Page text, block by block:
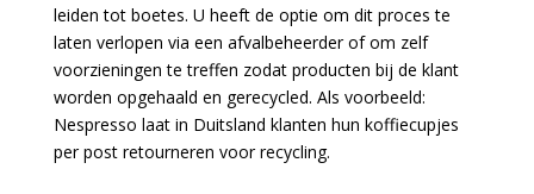
leiden tot boetes. U heeft de optie om dit proces te
laten verlopen via een afvalbeheerder of om zelf
voorzieningen te treffen zodat producten bij de klant
worden opgehaald en gerecycled. Als voorbeeld:
Nespresso laat in Duitsland klanten hun koffiecupjes
per post retourneren voor recycling.